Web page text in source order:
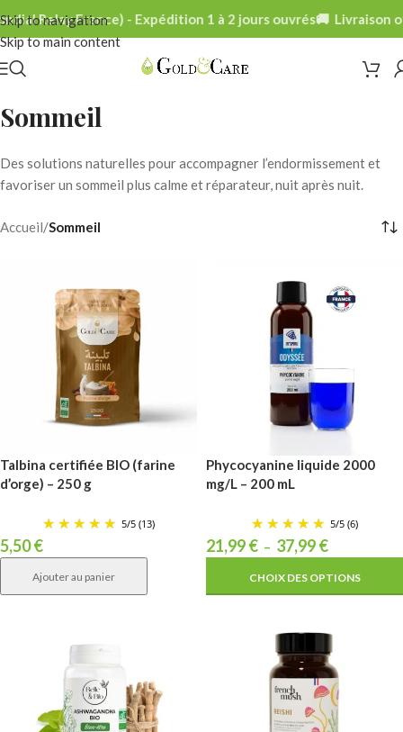
Skip to navigation
Skip to main content
Relay France) - Expédition 1 à 2 jours ouvrés🚚 Livraison
Sommeil
Des solutions naturelles pour accompagner l’endormissement et
favoriser un sommeil plus calme et réparateur, nuit après nuit.
Accueil/Sommeil
Talbina certifiée BIO (farine
d’orge) – 250 g
5/5 (13)
5,50€
Ajouter au panier
Phycocyanine liquide 2000
mg/L – 200 mL
5/5 (6)
21,99€ – 37,99€
CHOIX DES OPTIONS